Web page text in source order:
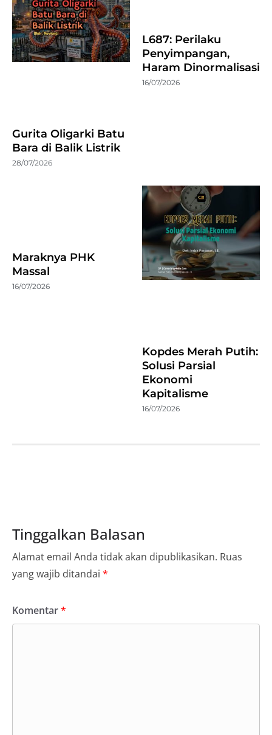
Gurita Oligarki Batu
Bara di Balik Listrik
28/07/2026
L687: Perilaku
Penyimpangan,
Haram Dinormalisasi
16/07/2026
Maraknya PHK
Massal
16/07/2026
Kopdes Merah Putih:
Solusi Parsial
Ekonomi
Kapitalisme
16/07/2026
Tinggalkan Balasan
Alamat email Anda tidak akan dipublikasikan. Ruas
yang wajib ditandai *
Komentar*